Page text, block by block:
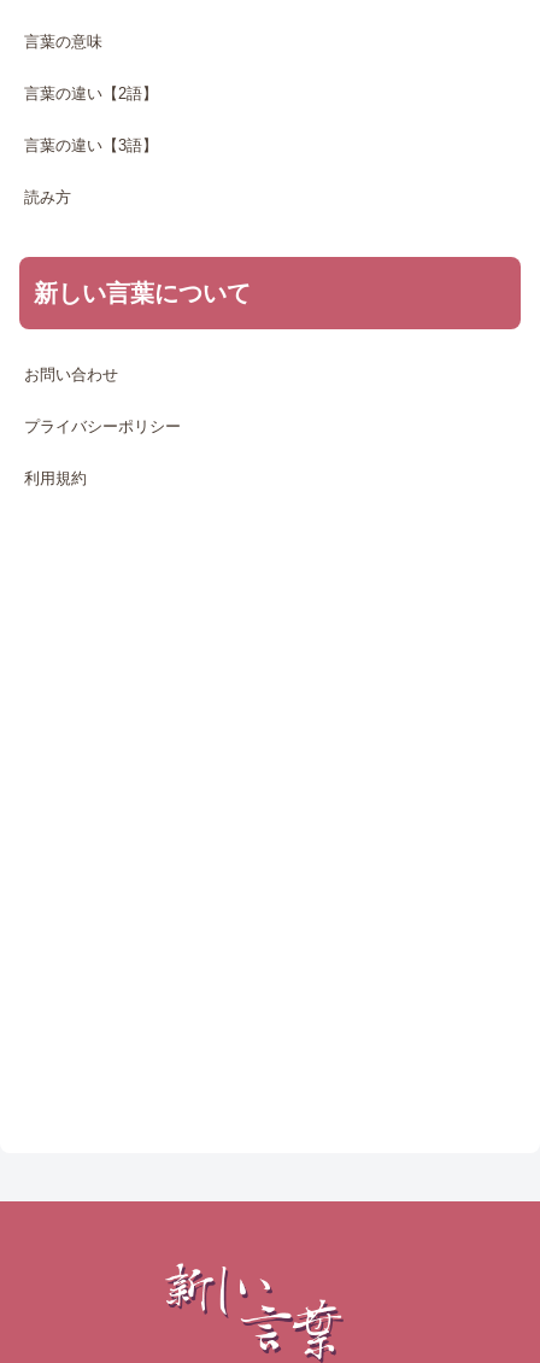
言葉の意味
言葉の違い【2語】
言葉の違い【3語】
読み方
新しい言葉について
お問い合わせ
プライバシーポリシー
利用規約